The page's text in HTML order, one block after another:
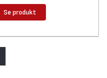
Se produkt